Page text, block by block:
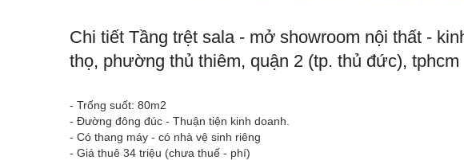
Chi tiết Tầng trệt sala - mở showroom nội thất -
thọ, phường thủ thiêm, quận 2 (tp. thủ đức), tphcm
- Trống suốt: 80m2
- Đường đông đúc - Thuận tiện kinh doanh.
- Có thang máy - có nhà vệ sinh riêng
- Giá thuê 34 triệu (chưa thuế - phí)